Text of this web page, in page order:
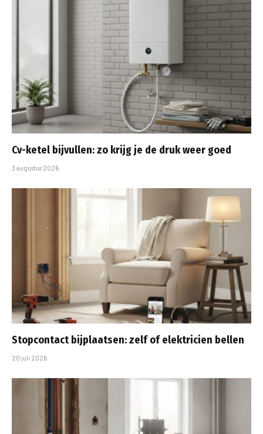
Cv-ketel bijvullen: zo krijg je de druk weer goed
3 augustus 2026
Stopcontact bijplaatsen: zelf of elektricien bellen
20 juli 2026